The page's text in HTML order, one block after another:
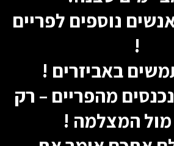
נוספים לפריים
!
באביזרים !
מהפריים – רק
המצלמה !